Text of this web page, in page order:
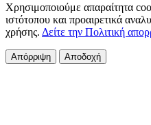
Χρησιμοποιούμε απαραίτητα
ιστότοπου και προαιρετικά
χρήσης. Δείτε την Πολιτική
Απόρριψη Αποδοχή